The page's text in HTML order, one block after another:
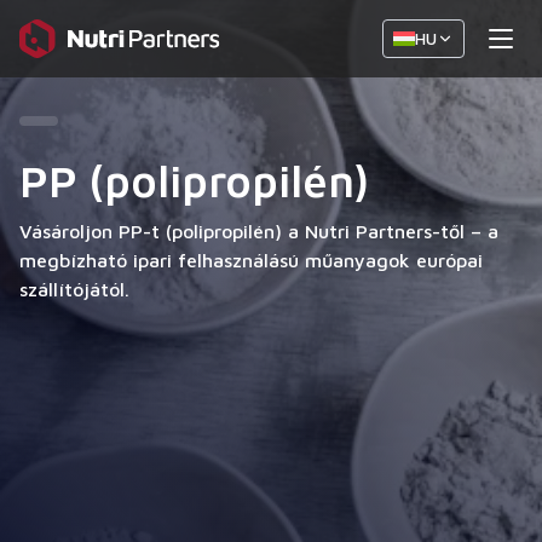
HU
PP (polipropilén)
Vásároljon PP-t (polipropilén) a Nutri Partners-től – a
megbízható ipari felhasználású műanyagok európai
szállítójától.